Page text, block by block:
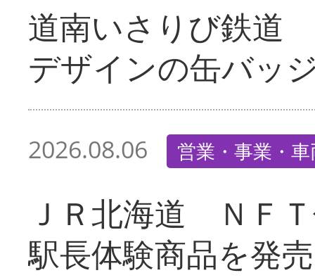
道南いさりび鉄道
デザインの缶バッ
2026.08.06 営業・事業・
ＪＲ北海道 ＮＦ
駅長体験商品を発売